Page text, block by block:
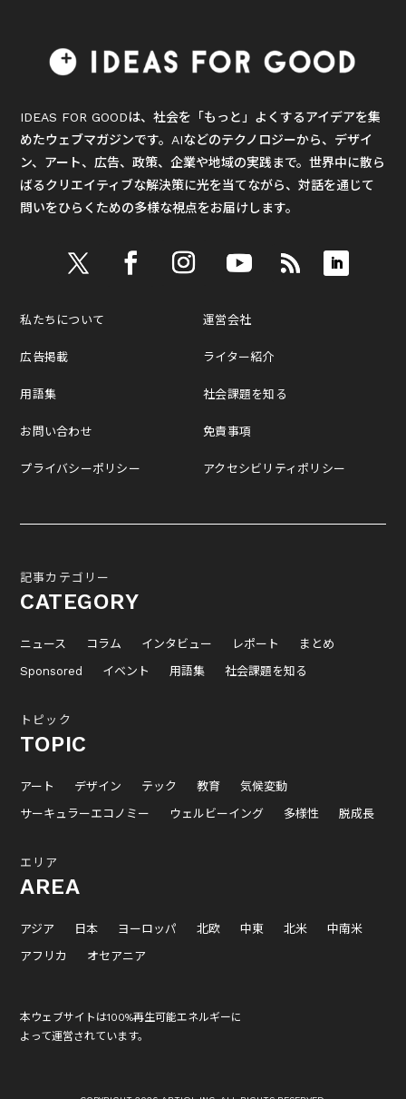
IDEAS FOR GOODは、社会を「もっと」よくするアイデアを集
めたウェブマガジンです。AIなどのテクノロジーから、デザイ
ン、アート、広告、政策、企業や地域の実践まで。世界中に散ら
ばるクリエイティブな解決策に光を当てながら、対話を通じて
問いをひらくための多様な視点をお届けします。
私たちについて
広告掲載
用語集
お問い合わせ
プライバシーポリシー
運営会社
ライター紹介
社会課題を知る
免責事項
アクセシビリティポリシー
記事カテゴリー
CATEGORY
ニュース コラム インタビュー レポート
まとめ
Sponsored
イベント 用語集 社会課題を知る
トピック
TOPIC
アート デザイン テック 教育
気候変動
サーキュラーエコノミー
ウェルビーイング 多様性 脱成長
エリア
AREA
アジア 日本 ヨーロッパ 北欧 中東 北米
中南米
アフリカ
オセアニア
本ウェブサイトは100%再生可能エネルギーに
よって運営されています。